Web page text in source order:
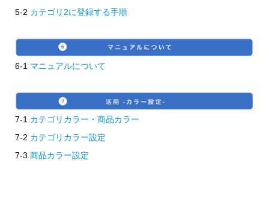
5-2 カテゴリ2に登録する手順
6-1 マニュアルについて
7-1 カテゴリカラー・商品カラー
7-2 カテゴリカラー設定
7-3 商品カラー設定